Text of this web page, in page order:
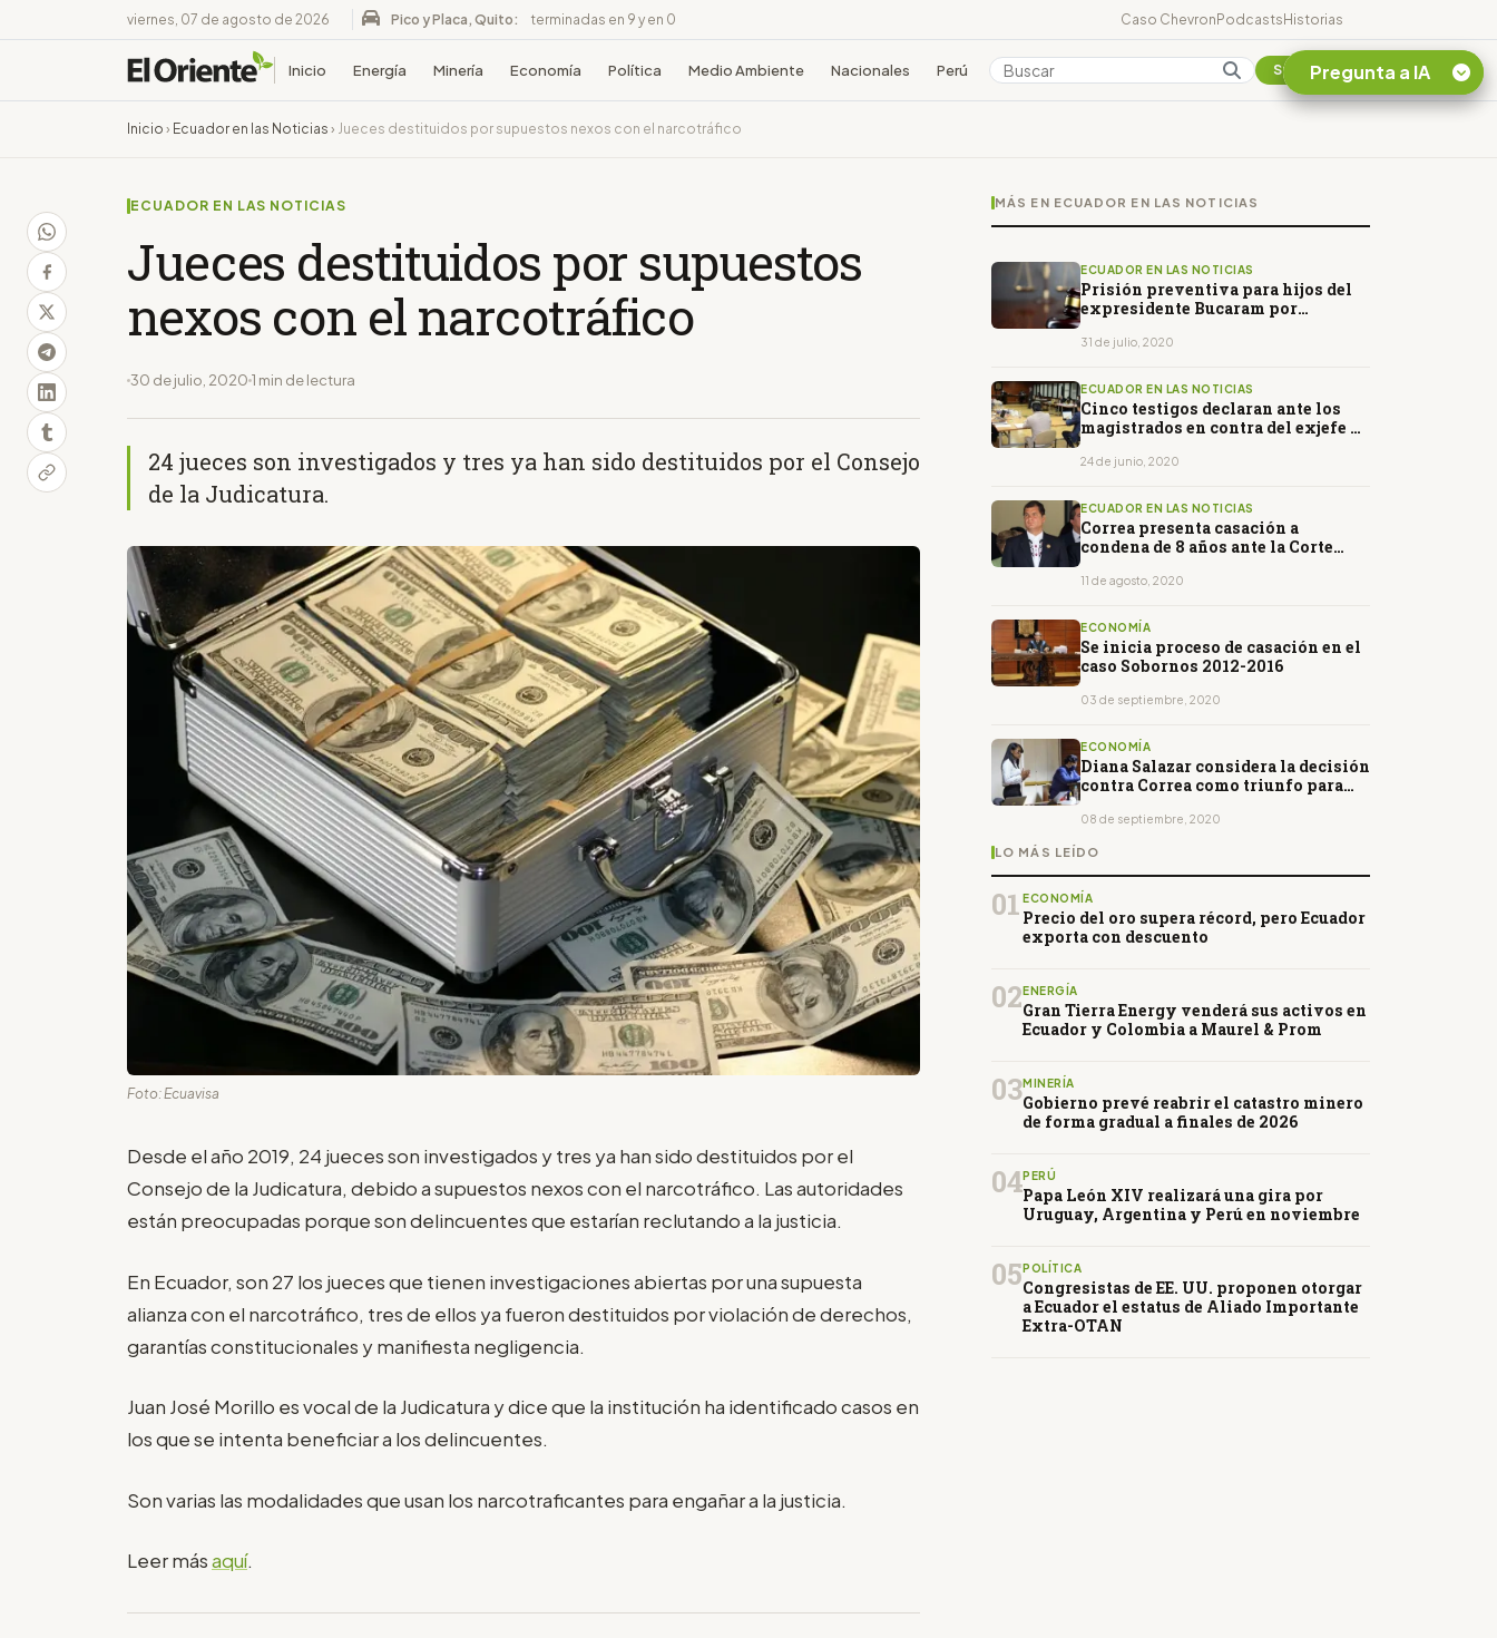
viernes, 07 de agosto de 2026 Pico y Placa, Quito: terminadas en 9 y en 0 Caso ChevronPodcastsHistorias
Inicio Energía Minería Economía Política Medio Ambiente Nacionales Perú Colombia Suscribirse
Inicio › Ecuador en las Noticias › Jueces destituidos por supuestos nexos con el narcotráfico
ECUADOR EN LAS NOTICIAS
Jueces destituidos por supuestos
nexos con el narcotráfico
30 de julio, 2020 1 min de lectura
24 jueces son investigados y tres ya han sido destituidos por el Consejo
de la Judicatura.
Foto: Ecuavisa
Desde el año 2019, 24 jueces son investigados y tres ya han sido destituidos por el
Consejo de la Judicatura, debido a supuestos nexos con el narcotráfico. Las autoridades
están preocupadas porque son delincuentes que estarían reclutando a la justicia.
En Ecuador, son 27 los jueces que tienen investigaciones abiertas por una supuesta
alianza con el narcotráfico, tres de ellos ya fueron destituidos por violación de derechos,
garantías constitucionales y manifiesta negligencia.
Juan José Morillo es vocal de la Judicatura y dice que la institución ha identificado casos en
los que se intenta beneficiar a los delincuentes.
Son varias las modalidades que usan los narcotraficantes para engañar a la justicia.
Leer másaquí.
MÁS EN ECUADOR EN LAS NOTICIAS
ECUADOR EN LAS NOTICIAS
Prisión preventiva para hijos del
expresidente Bucaram por
31 de julio, 2020
ECUADOR EN LAS NOTICIAS
Cinco testigos declaran ante los
magistrados en contra del exjefe de
24 de junio, 2020
ECUADOR EN LAS NOTICIAS
Correa presenta casación a
condena de 8 años ante la Corte
11 de agosto, 2020
ECONOMÍA
Se inicia proceso de casación en el
caso Sobornos 2012-2016
03 de septiembre, 2020
ECONOMÍA
Diana Salazar considera la decisión
contra Correa como triunfo para
08 de septiembre, 2020
LO MÁS LEÍDO
01 ECONOMÍA
Precio del oro supera récord, pero Ecuador
exporta con descuento
02 ENERGÍA
Gran Tierra Energy venderá sus activos en
Ecuador y Colombia a Maurel & Prom
03MINERÍA
Gobierno prevé reabrir el catastro minero
de forma gradual a finales de 2026
04PERÚ
Papa León XIV realizará una gira por
Uruguay, Argentina y Perú en noviembre
05 POLÍTICA
Congresistas de EE. UU. proponen otorgar
a Ecuador el estatus de Aliado Importante
Extra-OTAN
Pregunta a IA